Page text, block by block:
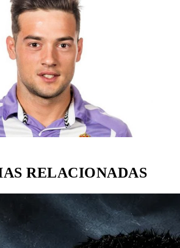
RELACIONADAS